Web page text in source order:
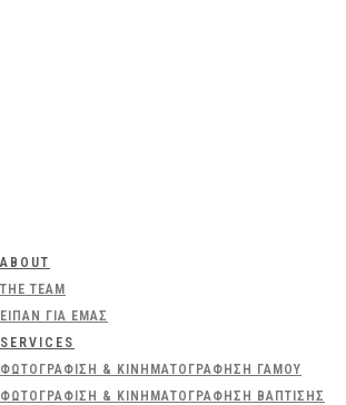
ABOUT
THE TEAM
ΕΊΠΑΝ ΓΙΑ ΕΜΆΣ
SERVICES
ΦΩΤΟΓΡΆΦΙΣΗ & ΚΙΝΗΜΑΤΟΓΡΆΦΗΣΗ ΓΆΜΟΥ
ΦΩΤΟΓΡΆΦΙΣΗ & ΚΙΝΗΜΑΤΟΓΡΆΦΗΣΗ ΒΆΠΤΙΣΗΣ